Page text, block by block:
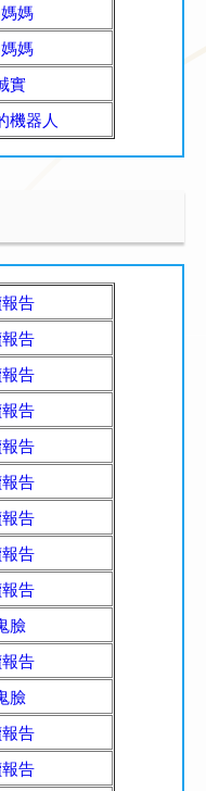
媽
媽
實
機器人
告
告
告
告
告
告
告
告
告
臉
告
臉
告
告